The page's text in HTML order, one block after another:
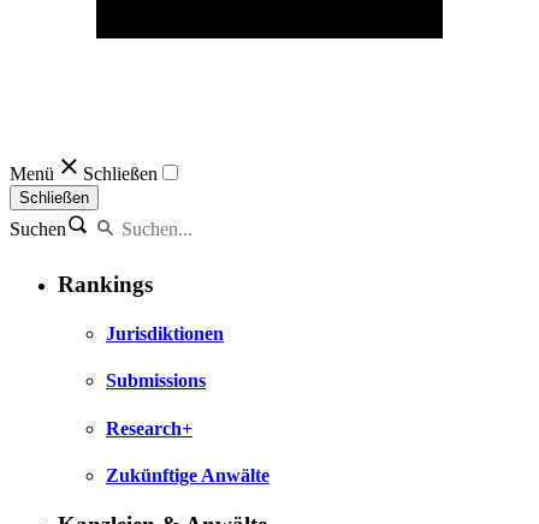
Menü Schließen
Schließen
Suchen
Rankings
Jurisdiktionen
Submissions
Research+
Zukünftige Anwälte